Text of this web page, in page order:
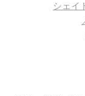
シェイ